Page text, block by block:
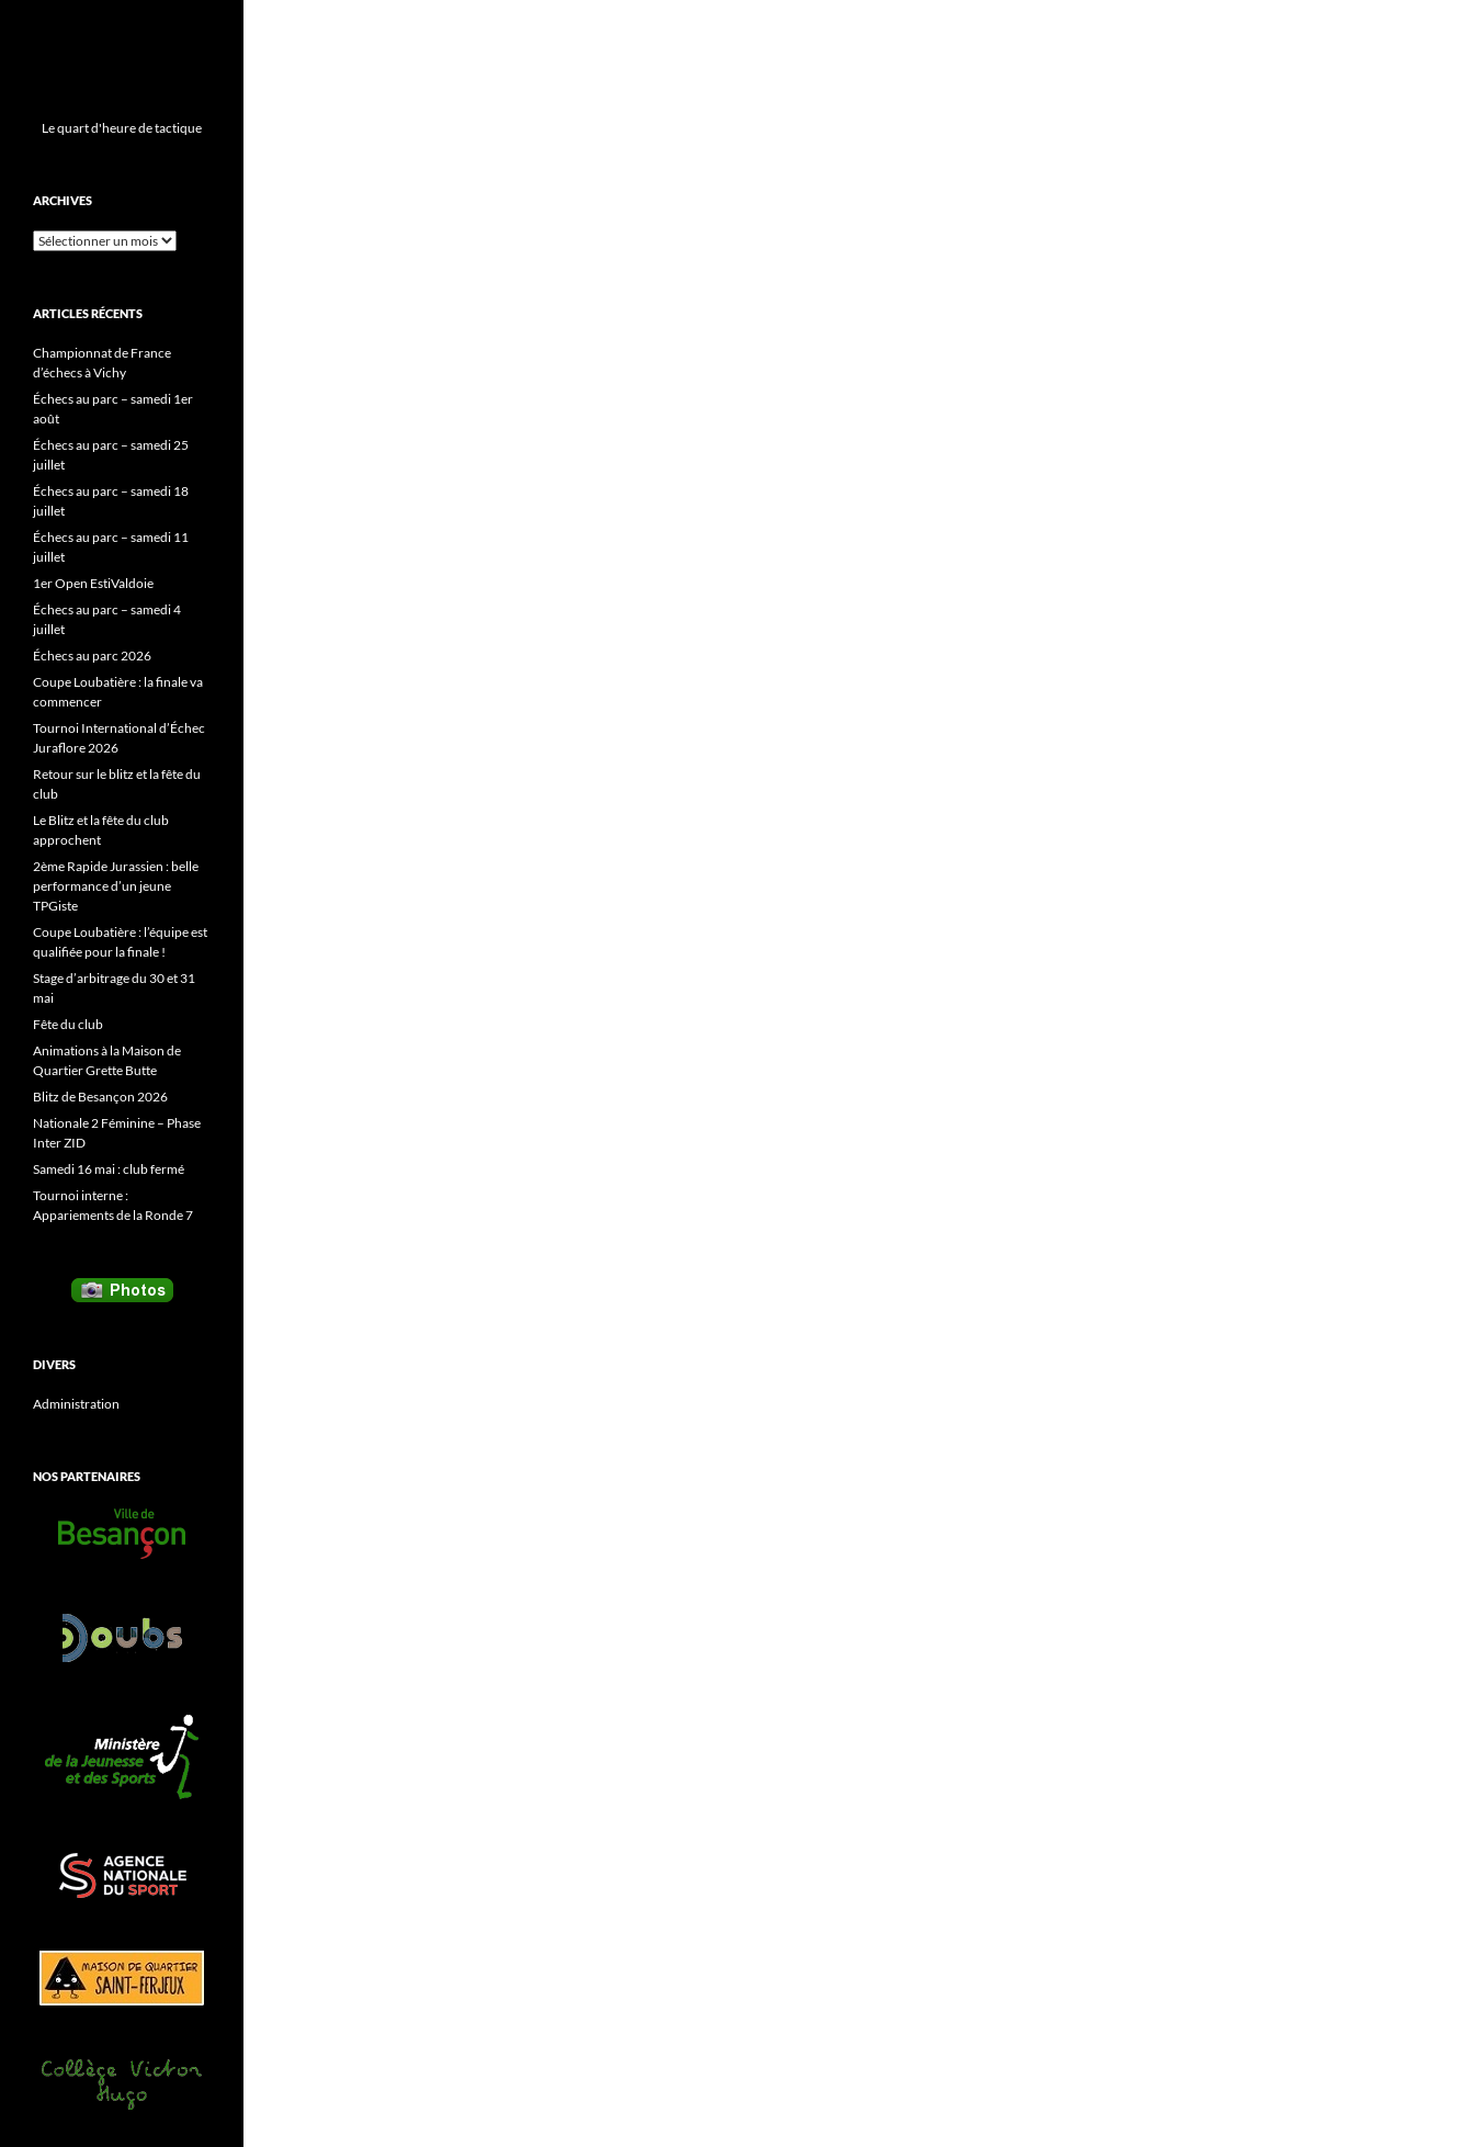
Le quart d'heure de tactique
ARCHIVES
Archives
ARTICLES RÉCENTS
Championnat de France
d’échecs à Vichy
Échecs au parc – samedi 1er
août
Échecs au parc – samedi 25
juillet
Échecs au parc – samedi 18
juillet
Échecs au parc – samedi 11
juillet
1er Open EstiValdoie
Échecs au parc – samedi 4
juillet
Échecs au parc 2026
Coupe Loubatière : la finale va
commencer
Tournoi International d’Échec
Juraflore 2026
Retour sur le blitz et la fête du
club
Le Blitz et la fête du club
approchent
2ème Rapide Jurassien : belle
performance d’un jeune
TPGiste
Coupe Loubatière : l’équipe est
qualifiée pour la finale !
Stage d’arbitrage du 30 et 31
mai
Fête du club
Animations à la Maison de
Quartier Grette Butte
Blitz de Besançon 2026
Nationale 2 Féminine – Phase
Inter ZID
Samedi 16 mai : club fermé
Tournoi interne :
Appariements de la Ronde 7
DIVERS
Administration
NOS PARTENAIRES